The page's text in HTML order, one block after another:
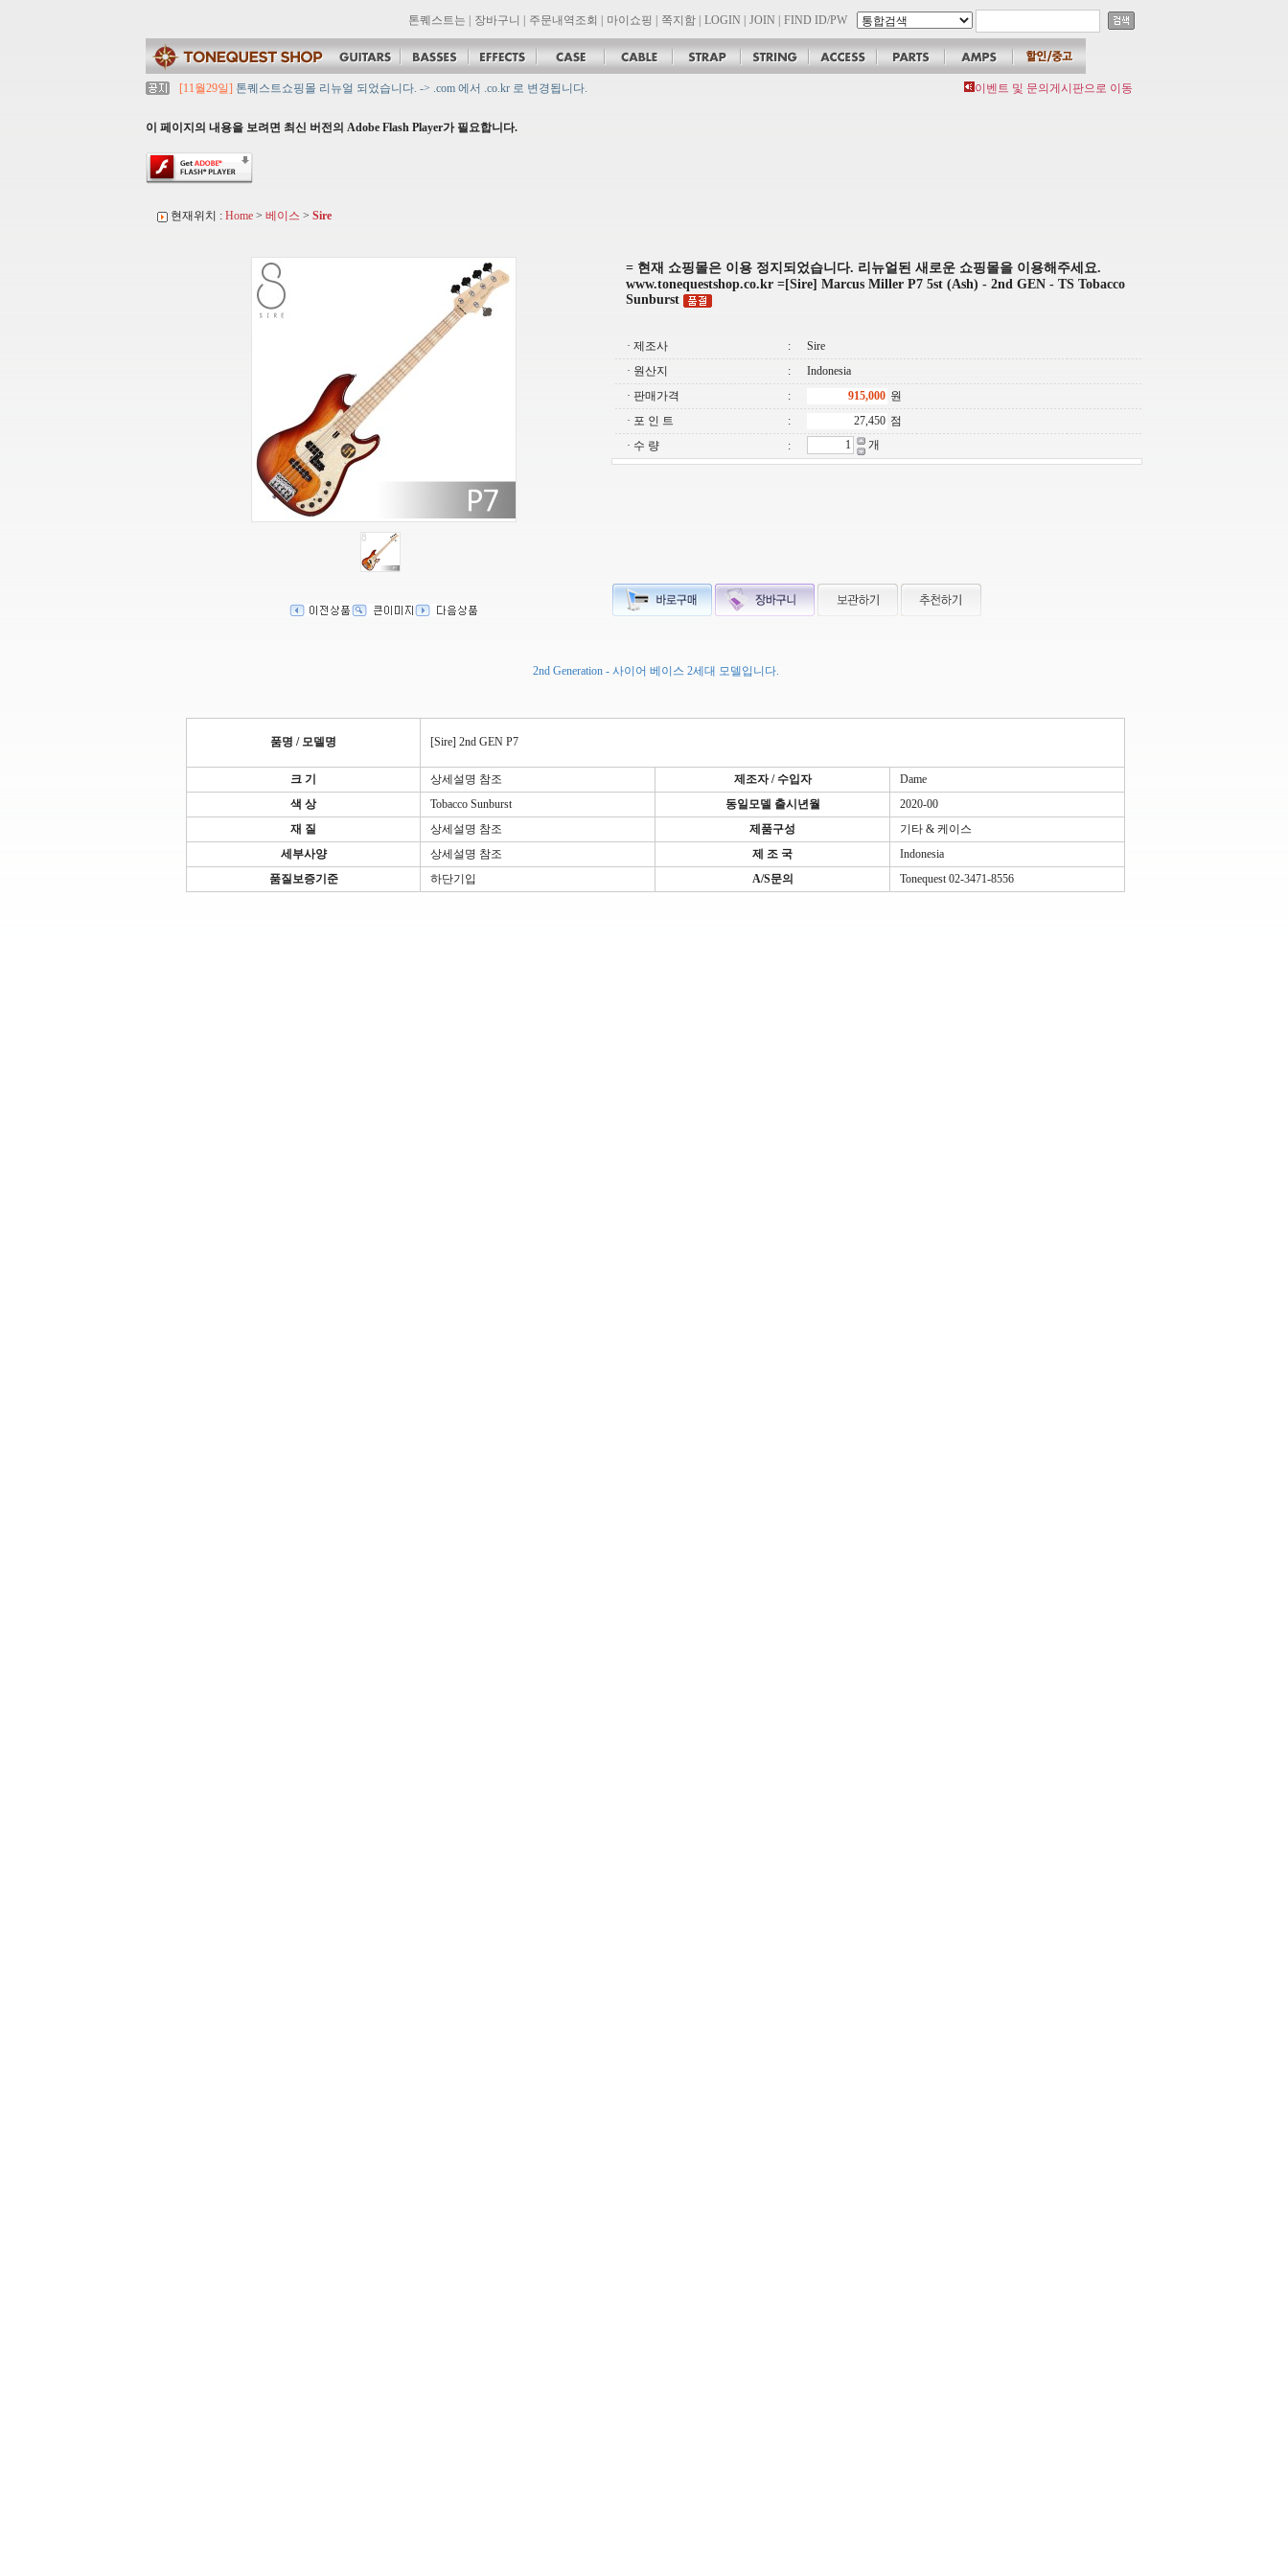
톤퀘스트는 장바구니 주문내역조회 마이쇼핑 쪽지함 LOGIN JOIN FIND ID/PW
[11월29일] 톤퀘스트쇼핑몰 리뉴얼 되었습니다. -> .com 에서 .co.kr 로 변경됩니다.
[11월29일][대리점 모집] Gretsch, Jackson 대리점 모집!! 그레치기타, 잭슨기타 한국 총판 톤퀘스트!!
[11월29일]
2021년 추석 영업 시간 & 배송 공지
이벤트 및 문의게시판으로 이동
이 페이지의 내용을 보려면 최신 버전의 Adobe Flash Player가 필요합니다.
현재위치 : Home > 베이스 > Sire
= 현재 쇼핑몰은 이용 정지되었습니다. 리뉴얼된 새로운 쇼핑몰을 이용해주세요.
www.tonequestshop.co.kr =[Sire] Marcus Miller P7 5st (Ash) - 2nd GEN - TS Tobacco
Sunburst
· 제조사 :
Sire
· 원산지
:
Indonesia
· 판매가격
:
원
· 포 인 트
:
점
· 수 량
: 개
2nd Generation - 사이어 베이스 2세대 모델입니다.
품명 / 모델명 [Sire] 2nd GEN P7
크 기 상세설명 참조 제조자 / 수입자
Dame
색 상
Tobacco Sunburst 동일모델 출시년월
2020-00
재 질
상세설명 참조 제품구성
기타 & 케이스
세부사양
상세설명 참조 제 조 국
Indonesia
품질보증기준
하단기입 A/S문의 Tonequest 02-3471-8556